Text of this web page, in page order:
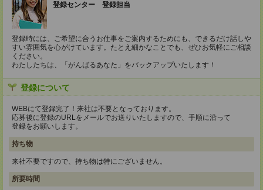
登録センター 登録担当
登録時には、ご希望に合うお仕事をご案内するためにも、できるだけ話しや
すい雰囲気を心がけています。たとえ細かなことでも、ぜひお気軽にご相談
ください。
わたしたちは、「がんばるあなた」をバックアップいたします！
登録について
WEBにて登録完了！来社は不要となっております。
応募後に登録のURLをメールでお送りいたしますので、手順に沿って
登録をお願いします。
持ち物
来社不要ですので、持ち物は特にございません。
所要時間